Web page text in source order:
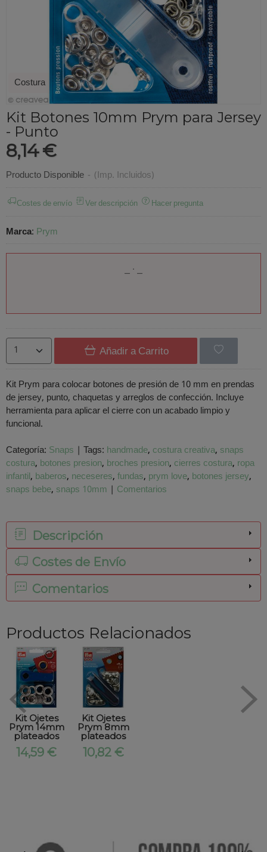
Costura
Kit Botones 10mm Prym para Jersey
- Punto
8,14 €
Producto Disponible - (Imp. Incluidos)
Costes de envío Ver descripción Hacer pregunta
Marca: Prym
Añadir a Carrito
Kit Prym para colocar botones de presión de 10 mm en prendas
de jersey, punto, chaquetas y arreglos de confección. Incluye
herramienta para aplicar el cierre con un acabado limpio y
funcional.
Categoría: Snaps | Tags: handmade costura creativa snaps
costura botones presion broches presion cierres costura ropa
infantil baberos neceseres fundas prym love botones jersey
snaps bebe snaps 10mm | Comentarios
Descripción
Costes de Envío
Comentarios
Productos Relacionados
Kit Ojetes
Prym 14mm
plateados
14,59 €
Kit Ojetes
Prym 8mm
plateados
10,82 €